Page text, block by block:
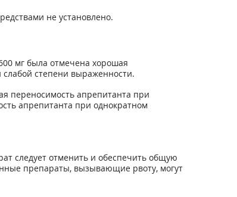
не установлено.
мг была отмечена хорошая
степени выраженности.
переносимость апрепитанта при
апрепитанта при однократном
следует отменить и обеспечить общую
препараты, вызывающие рвоту, могут